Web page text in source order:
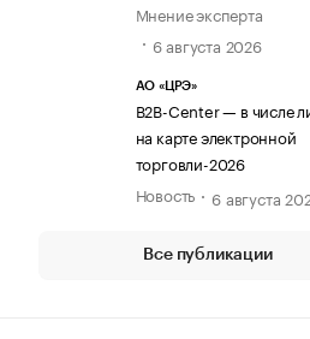
Мнение эксперта
6 августа 2026
АО «ЦРЭ»
B2B-Center — в числе
на карте электронной
торговли-2026
Новость
6 августа
Все публикации